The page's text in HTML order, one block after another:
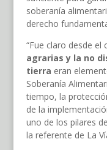
soberanía
derecho
“Fue claro desde el
agrarias y la no
tierra eran
Soberanía
tiempo, la
de la
uno de los pilares
la referente de La